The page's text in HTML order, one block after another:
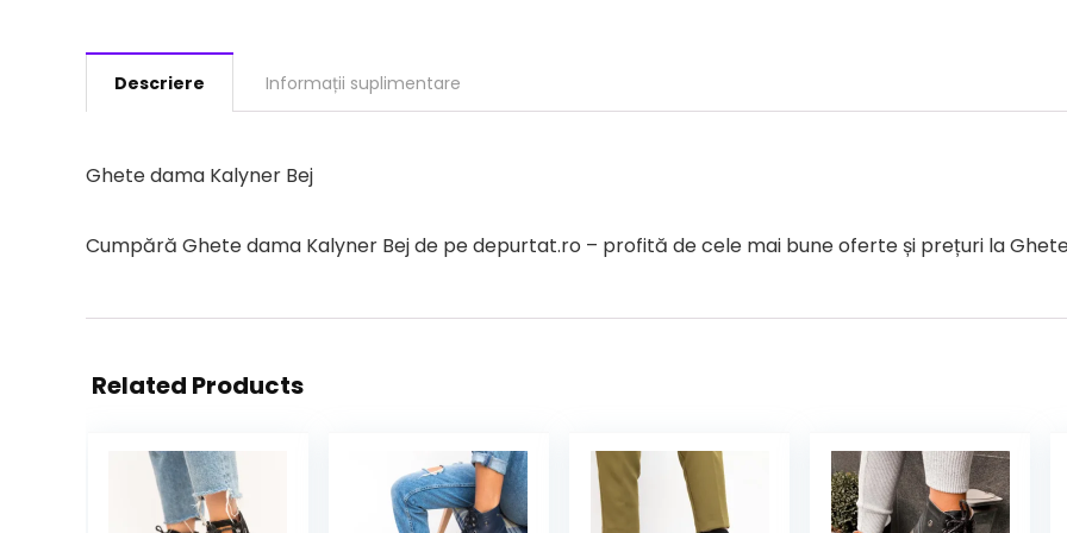
Descriere Informații suplimentare
Ghete dama Kalyner Bej
Cumpără Ghete dama Kalyner Bej de pe depurtat.ro – profită de cele mai bune oferte și prețuri la
Related Products